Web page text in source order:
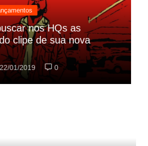
nos HQs as
clipe de sua nova
22/01/2019 0